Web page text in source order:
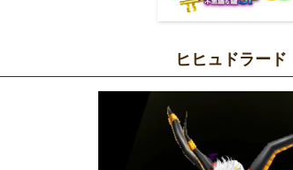
ヒヒュドラード